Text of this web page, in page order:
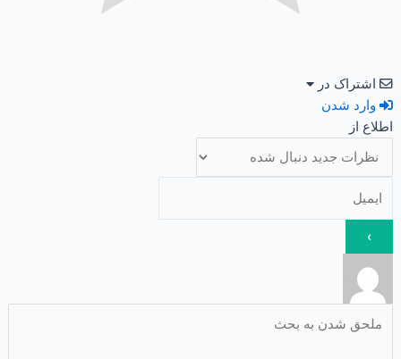
اشتراک در
وارد شدن
اطلاع از